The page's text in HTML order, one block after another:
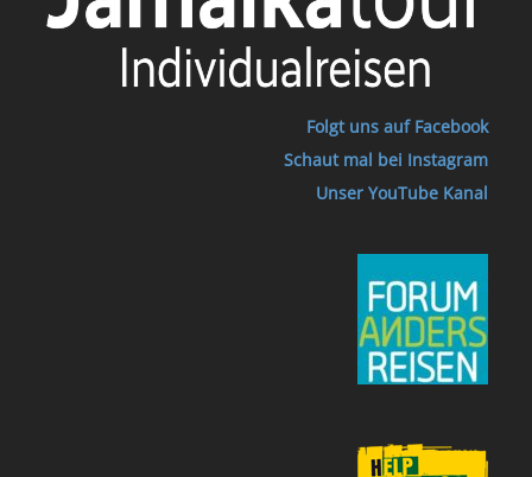
Folgt uns auf Facebook
Schaut mal bei Instagram
Unser YouTube Kanal